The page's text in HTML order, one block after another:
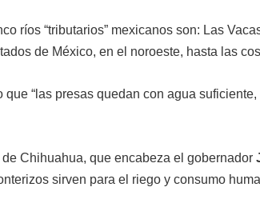
ríos “tributarios” mexicanos son: Las
de México, en el noroeste, hasta las
que “las presas quedan con agua
de Chihuahua, que encabeza el gobernador
sirven para el riego y consumo